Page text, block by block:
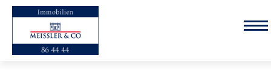
Immobiliensuche